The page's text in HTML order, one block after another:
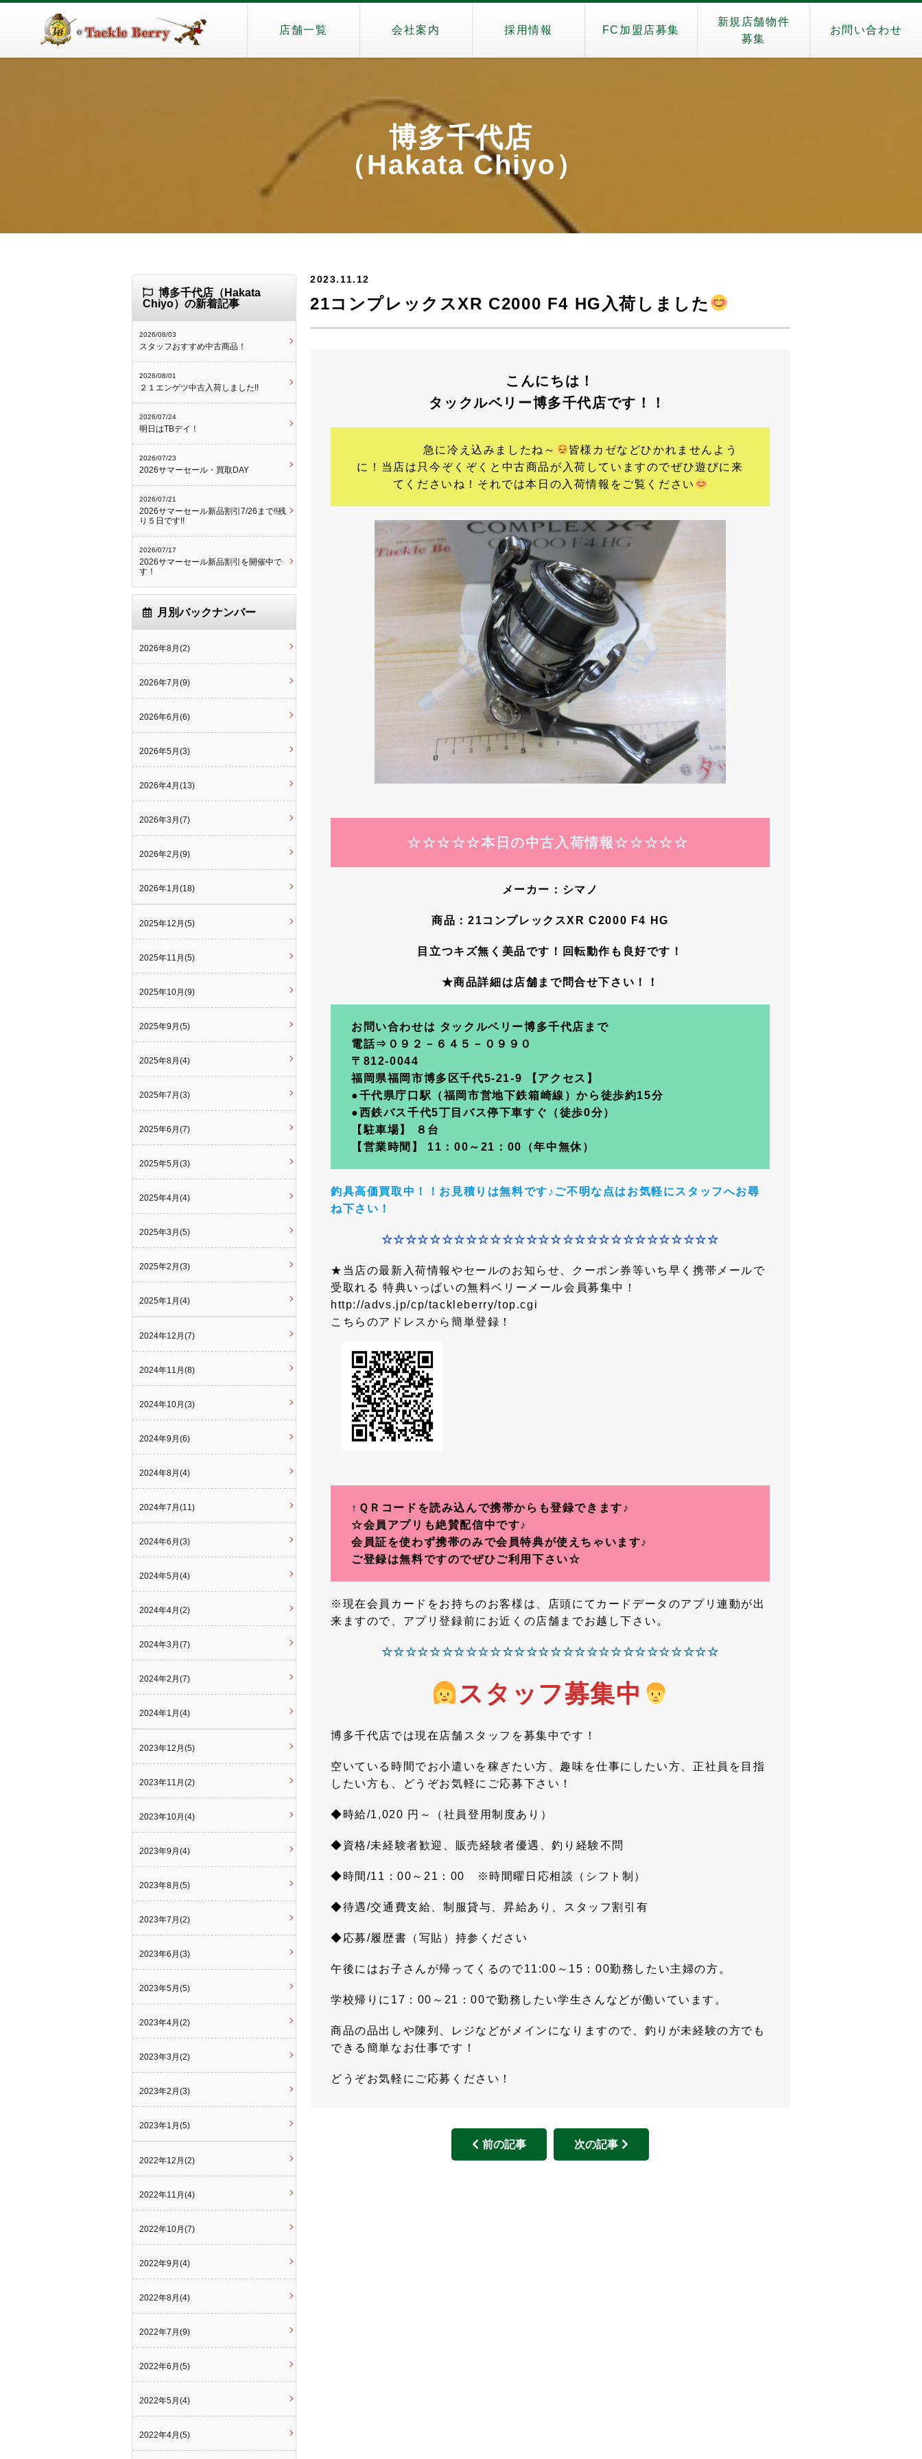
店舗一覧 会社案内 採用情報 FC加盟店募集
新規店舗物件
募集
お問い合わせ
博多千代店
（Hakata Chiyo）
2023.11.12
21コンプレックスXR C2000 F4 HG入荷しました
こんにちは！
タックルベリー博多千代店です！！
急に冷え込みましたね～
皆様カゼなどひかれませんよう
に！当店は只今ぞくぞくと中古商品が入荷していますのでぜひ遊びに来
てくださいね！それでは本日の入荷情報をご覧ください
☆☆☆☆☆本日の中古入荷情報☆☆☆☆☆
メーカー：シマノ
商品：21コンプレックスXR C2000 F4 HG
目立つキズ無く美品です！回転動作も良好です！
★商品詳細は店舗まで問合せ下さい！！
お問い合わせは タックルベリー博多千代店まで
電話⇒０９２－６４５－０９９０
〒812-0044
福岡県福岡市博多区千代5-21-9 【アクセス】
●千代県庁口駅（福岡市営地下鉄箱崎線）から徒歩約15分
●西鉄バス千代5丁目バス停下車すぐ（徒歩0分）
【駐車場】 ８台
【営業時間】 11：00～21：00（年中無休）
釣具高価買取中！！お見積りは無料です♪ご不明な点はお気軽にスタッフへお尋
ね下さい！
☆☆☆☆☆☆☆☆☆☆☆☆☆☆☆☆☆☆☆☆☆☆☆☆☆☆☆☆
★当店の最新入荷情報やセールのお知らせ、クーポン券等いち早く携帯メールで
受取れる 特典いっぱいの無料ベリーメール会員募集中！
http://advs.jp/cp/tackleberry/top.cgi
こちらのアドレスから簡単登録！
↑ＱＲコードを読み込んで携帯からも登録できます♪
☆会員アプリも絶賛配信中です♪
会員証を使わず携帯のみで会員特典が使えちゃいます♪
ご登録は無料ですのでぜひご利用下さい☆
※現在会員カードをお持ちのお客様は、店頭にてカードデータのアプリ連動が出
来ますので、アプリ登録前にお近くの店舗までお越し下さい。
☆☆☆☆☆☆☆☆☆☆☆☆☆☆☆☆☆☆☆☆☆☆☆☆☆☆☆☆
スタッフ募集中
博多千代店では現在店舗スタッフを募集中です！
空いている時間でお小遣いを稼ぎたい方、趣味を仕事にしたい方、正社員を目指
したい方も、どうぞお気軽にご応募下さい！
◆時給/1,020 円～（社員登用制度あり）
◆資格/未経験者歓迎、販売経験者優遇、釣り経験不問
◆時間/11：00～21：00 ※時間曜日応相談（シフト制）
◆待遇/交通費支給、制服貸与、昇給あり、スタッフ割引有
◆応募/履歴書（写貼）持参ください
午後にはお子さんが帰ってくるので11:00～15：00勤務したい主婦の方。
学校帰りに17：00～21：00で勤務したい学生さんなどが働いています。
商品の品出しや陳列、レジなどがメインになりますので、釣りが未経験の方でも
できる簡単なお仕事です！
どうぞお気軽にご応募ください！
前の記事 次の記事
博多千代店（Hakata
Chiyo）の新着記事
2026/08/03
スタッフおすすめ中古商品！
2026/08/01
２１エンゲツ中古入荷しました!!
2026/07/24
明日はTBデイ！
2026/07/23
2026サマーセール・買取DAY
2026/07/21
2026サマーセール新品割引7/26まで!!残
り５日です!!
2026/07/17
2026サマーセール新品割引を開催中で
す！
月別バックナンバー
2026年8月(2)
2026年7月(9)
2026年6月(6)
2026年5月(3)
2026年4月(13)
2026年3月(7)
2026年2月(9)
2026年1月(18)
2025年12月(5)
2025年11月(5)
2025年10月(9)
2025年9月(5)
2025年8月(4)
2025年7月(3)
2025年6月(7)
2025年5月(3)
2025年4月(4)
2025年3月(5)
2025年2月(3)
2025年1月(4)
2024年12月(7)
2024年11月(8)
2024年10月(3)
2024年9月(6)
2024年8月(4)
2024年7月(11)
2024年6月(3)
2024年5月(4)
2024年4月(2)
2024年3月(7)
2024年2月(7)
2024年1月(4)
2023年12月(5)
2023年11月(2)
2023年10月(4)
2023年9月(4)
2023年8月(5)
2023年7月(2)
2023年6月(3)
2023年5月(5)
2023年4月(2)
2023年3月(2)
2023年2月(3)
2023年1月(5)
2022年12月(2)
2022年11月(4)
2022年10月(7)
2022年9月(4)
2022年8月(4)
2022年7月(9)
2022年6月(5)
2022年5月(4)
2022年4月(5)